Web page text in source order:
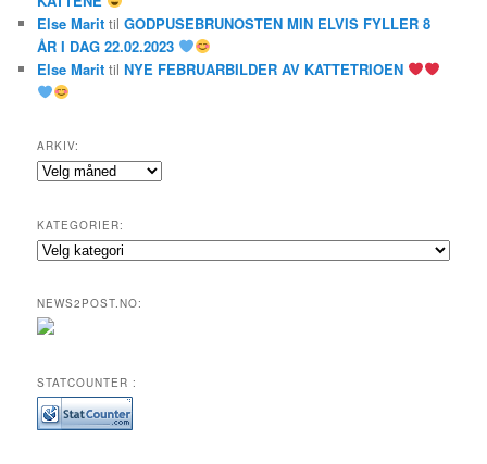
Else Marit tilGODPUSEBRUNOSTEN MIN ELVIS FYLLER 8
ÅR I DAG 22.02.2023
Else Marit tilNYE FEBRUARBILDER AV KATTETRIOEN
ARKIV:
Arkiv:
KATEGORIER:
Kategorier:
NEWS2POST.NO:
STATCOUNTER :